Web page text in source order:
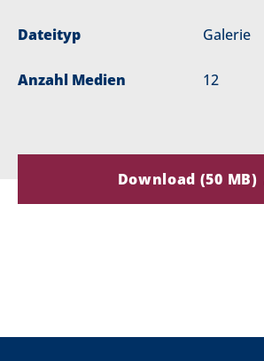
Dateityp Galerie
Anzahl Medien 12
Download (50 MB)